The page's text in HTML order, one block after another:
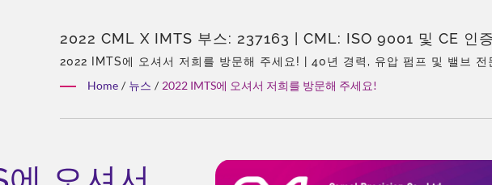
2022 CML X IMTS 부스: 237163 | CML: ISO 9001 및 CE 인증
제조업체 – 수상 경력 품질
2022 IMTS에 오셔서 저희를 방문해 주세요! | 40년 경력, 유압 펌프 및 밸브
로벌 유통.
Home / 뉴스 / 2022 IMTS에 오셔서 저희를 방문해 주세요!